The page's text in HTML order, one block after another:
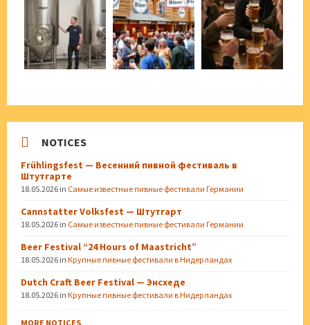
NOTICES
Frühlingsfest — Весенний пивной фестиваль в
Штутгарте
18.05.2026 in Самые известные пивные фестивали Германии
Cannstatter Volksfest — Штутгарт
18.05.2026 in Самые известные пивные фестивали Германии
Beer Festival “24 Hours of Maastricht”
18.05.2026 in Крупные пивные фестивали в Нидерландах
Dutch Craft Beer Festival — Энсхеде
18.05.2026 in Крупные пивные фестивали в Нидерландах
MORE NOTICES